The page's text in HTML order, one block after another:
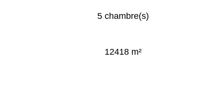
5 chambre(s)
12418 m²